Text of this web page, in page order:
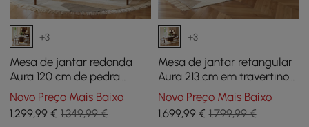
+3
Mesa de jantar redonda
Aura 120 cm de pedra
sinterizada de travertino
com base ripada e luz LED
para 4 pessoas
Novo Preço Mais Baixo
1.299,99 € 1.349,99 €
+3
Mesa de jantar retangular
Aura 213 cm em travertino
sintético com base ripada
de madeira e luz LED
Novo Preço Mais Baixo
1.699,99€ 1.799,99 €